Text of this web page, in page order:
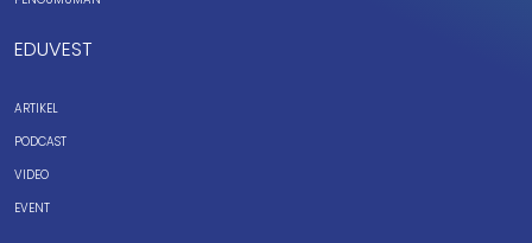
EDUVEST
ARTIKEL
PODCAST
VIDEO
EVENT